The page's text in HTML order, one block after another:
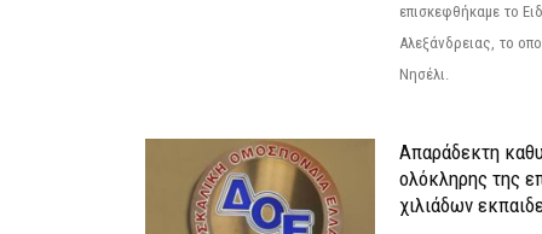
επισκεφθήκαμε το
Αλεξάνδρειας, το
Νησέλι.
Απαράδεκτη
ολόκληρης της
χιλιάδων